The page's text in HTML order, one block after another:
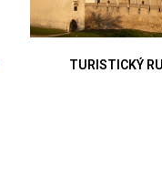
TURISTICKÝ